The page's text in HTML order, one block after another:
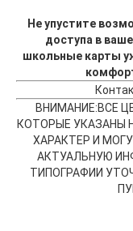
Не упустите
доступа в
школьные карты
ВНИМАНИЕ:ВСЕ
КОТОРЫЕ УКАЗАНЫ
ХАРАКТЕР И
АКТУАЛЬНУЮ
ТИПОГРАФИИ